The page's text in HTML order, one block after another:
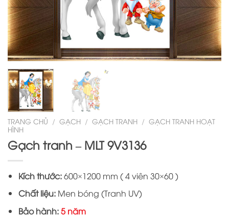
TRANG CHỦ / GẠCH / GẠCH TRANH / GẠCH TRANH HOẠT
HÌNH
Gạch tranh – MLT 9V3136
Kích thước:600×1200 mm ( 4 viên 30×60 )
Chất liệu:Men bóng (Tranh UV)
Bảo hành:5 năm